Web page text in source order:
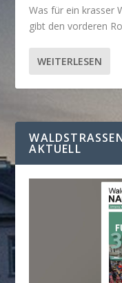
Was für ein krasser
gibt den vorderen
WEITERLESEN
KTUELL